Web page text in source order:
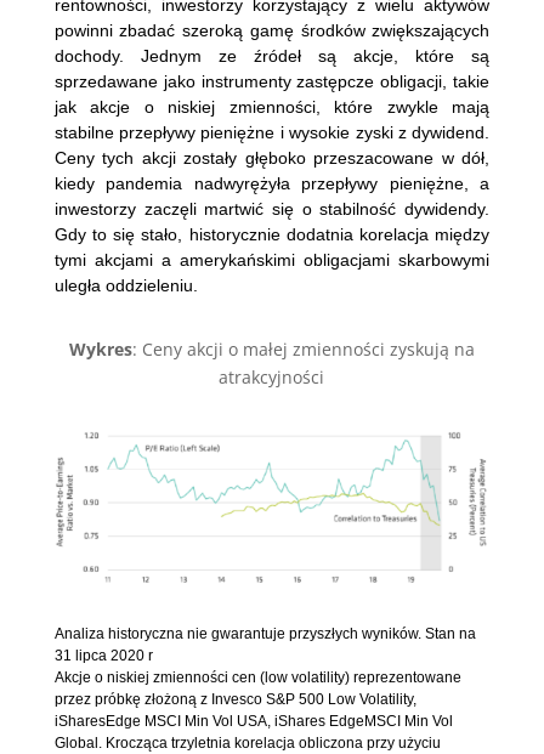
rentowności, inwestorzy korzystający z wielu aktywów
powinni zbadać szeroką gamę środków zwiększających
dochody. Jednym ze źródeł są akcje, które są
sprzedawane jako instrumenty zastępcze obligacji, takie
jak akcje o niskiej zmienności, które zwykle mają
stabilne przepływy pieniężne i wysokie zyski z dywidend.
Ceny tych akcji zostały głęboko przeszacowane w dół,
kiedy pandemia nadwyrężyła przepływy pieniężne, a
inwestorzy zaczęli martwić się o stabilność dywidendy.
Gdy to się stało, historycznie dodatnia korelacja między
tymi akcjami a amerykańskimi obligacjami skarbowymi
uległa oddzieleniu.
Wykres: Ceny akcji o małej zmienności zyskują na
atrakcyjności
Analiza historyczna nie gwarantuje przyszłych wyników. Stan na
31 lipca 2020 r
Akcje o niskiej zmienności cen (low volatility) reprezentowane
przez próbkę złożoną z Invesco S&P 500 Low Volatility,
iSharesEdge MSCI Min Vol USA, iShares EdgeMSCI Min Vol
Global. Krocząca trzyletnia korelacja obliczona przy użyciu